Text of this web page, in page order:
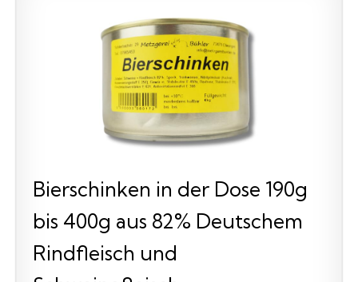
Bierschinken in der Dose 190g
bis 400g aus 82% Deutschem
Rindfleisch und